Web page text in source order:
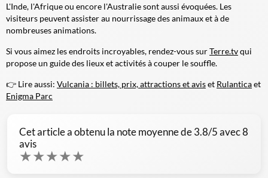
L'Inde, l'Afrique ou encore l'Australie sont aussi évoquées. Les
visiteurs peuvent assister au nourrissage des animaux et à de
nombreuses animations.
Si vous aimez les endroits incroyables, rendez-vous surTerre.tvqui
propose un guide des lieux et activités à couper le souffle.
👉 Lire aussi: Vulcania : billets, prix, attractions et aviset Rulanticaet
Enigma Parc
Cet article a obtenu la note moyenne de3.8/5 avec8
avis
★★★★★